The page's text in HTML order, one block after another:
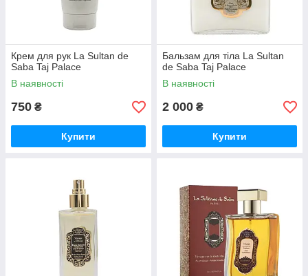
Крем для рук La Sultan de
Saba Taj Palace
В наявності
750 ₴
Купити
Бальзам для тіла La Sultan
de Saba Taj Palace
В наявності
2 000 ₴
Купити